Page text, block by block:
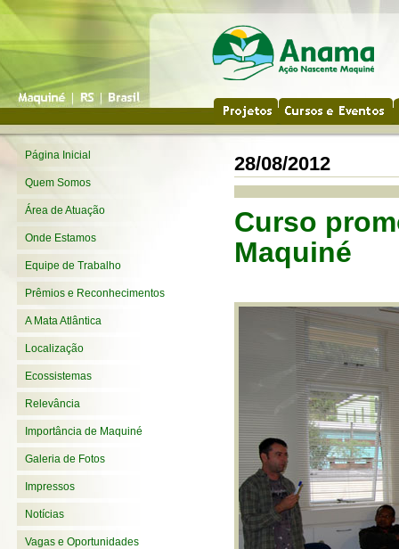
Página Inicial
Quem Somos
Área de Atuação
Onde Estamos
Equipe de Trabalho
Prêmios e Reconhecimentos
A Mata Atlântica
Localização
Ecossistemas
Relevância
Importância de Maquiné
Galeria de Fotos
Impressos
Notícias
Vagas e Oportunidades
28/08/2012
Curso
Maquiné